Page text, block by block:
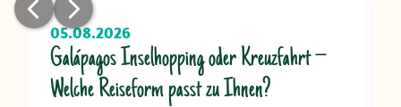
05.08.2026
Galápagos Inselhopping oder Kreuzfahrt –
Welche Reiseform passt zu Ihnen?